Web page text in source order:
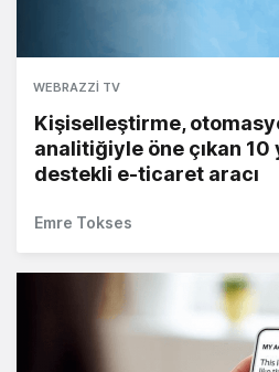
WEBRAZZI TV
Kişiselleştirme,
analitiğiyle öne çıkan 10
destekli e-ticaret aracı
Emre Tokses